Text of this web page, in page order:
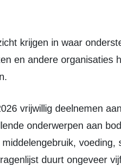
en andere organisaties
onderwerpen aan
voeding,
duurt ongeveer